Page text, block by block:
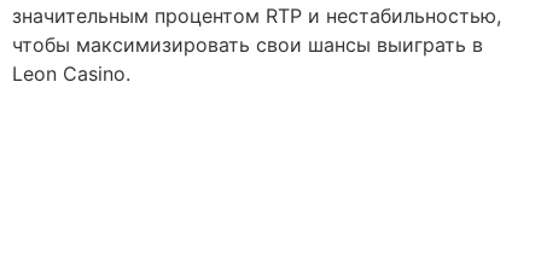
значительным процентом RTP и нестабильностью,
чтобы максимизировать свои шансы выиграть в
Leon Casino.